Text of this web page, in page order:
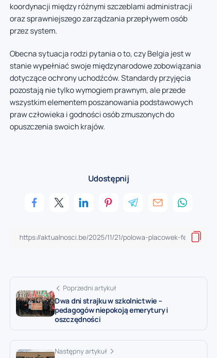
koordynacji między różnymi szczeblami administracji
oraz sprawniejszego zarządzania przepływem osób
przez system.
Obecna sytuacja rodzi pytania o to, czy Belgia jest w
stanie wypełniać swoje międzynarodowe zobowiązania
dotyczące ochrony uchodźców. Standardy przyjęcia
pozostają nie tylko wymogiem prawnym, ale przede
wszystkim elementem poszanowania podstawowych
praw człowieka i godności osób zmuszonych do
opuszczenia swoich krajów.
Udostępnij
Poprzedni artykuł
Dwa dni strajku w szkolnictwie –
pedagogów niepokoją emerytury i
oszczędności
Następny artykuł